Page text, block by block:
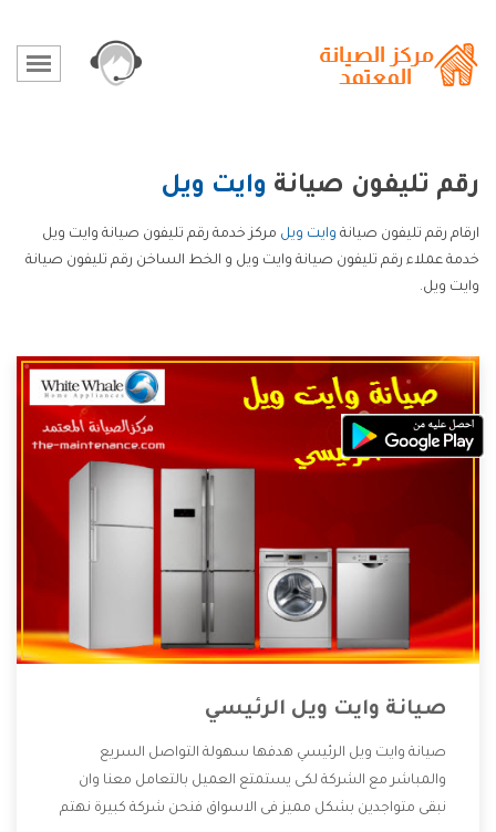
رقم تليفون صيانة وايت ويل
ارقام رقم تليفون صيانة وايت ويل مركز خدمة رقم تليفون صيانة وايت ويل
خدمة عملاء رقم تليفون صيانة وايت ويل و الخط الساخن رقم تليفون صيانة
وايت ويل.
صيانة وايت ويل الرئيسي
صيانة وايت ويل الرئيسي هدفها سهولة التواصل السريع
والمباشر مع الشركة لكى يستمتع العميل بالتعامل معنا وان
نبقى متواجدين بشكل مميز فى الاسواق فنحن شركة كبيرة نهتم